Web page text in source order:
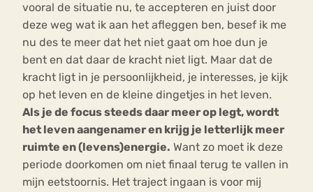
vooral de situatie nu, te accepteren en juist door
deze weg wat ik aan het afleggen ben, besef ik me
nu des te meer dat het niet gaat om hoe dun je
bent en dat daar de kracht niet ligt. Maar dat de
kracht ligt in je persoonlijkheid, je interesses, je kijk
op het leven en de kleine dingetjes in het leven.
Als je de focus steeds daar meer op legt, wordt
het leven aangenamer en krijg je letterlijk meer
ruimte en (levens)energie. Want zo moet ik deze
periode doorkomen om niet finaal terug te vallen in
mijn eetstoornis. Het traject ingaan is voor mij